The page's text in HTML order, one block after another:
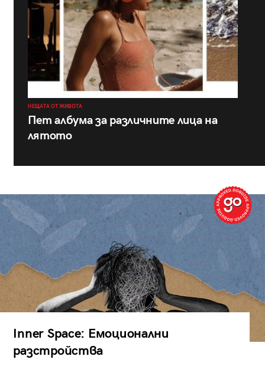
НЕЩАТА ОТ ЖИВОТА
Пет албума за различните лица на
лятото
Inner Space: Емоционални
разстройства